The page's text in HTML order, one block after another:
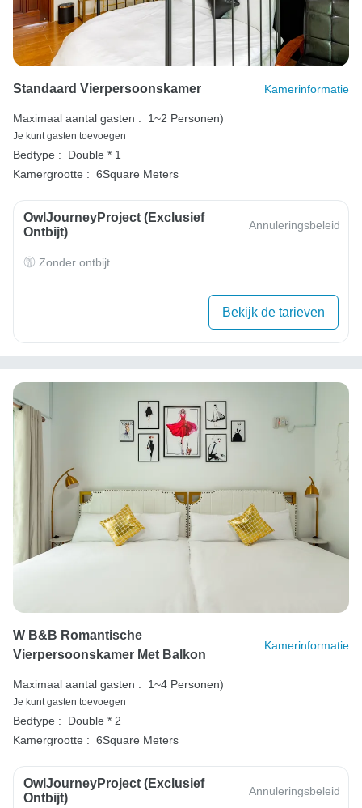
Standaard Vierpersoonskamer Kamerinformatie
Maximaal aantal gasten : 1~2 Personen)
Je kunt gasten toevoegen
Bedtype :
Double * 1
Kamergrootte : 6Square Meters
OwlJourneyProject (exclusief
Ontbijt)
Annuleringsbeleid
Zonder ontbijt
Bekijk de tarieven
W B&B Romantische
Vierpersoonskamer Met Balkon
Kamerinformatie
Maximaal aantal gasten : 1~4 Personen)
Je kunt gasten toevoegen
Bedtype :
Double * 2
Kamergrootte : 6Square Meters
OwlJourneyProject (exclusief
Ontbijt)
Annuleringsbeleid